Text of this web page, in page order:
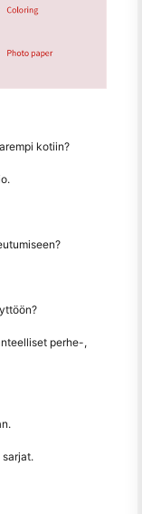
kotiin?
perhe-,
sarjat.